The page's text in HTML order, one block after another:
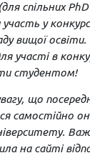
спільних
у
вищої освіти.
участі в
студентом!
що
самостійно
на сайті